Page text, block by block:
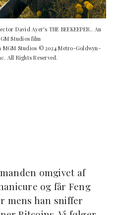
David Ayer's THE BEEKEEPER.. An
Studios film
MGM Studios © 2024 Metro-Goldwyn-
All Rights Reserved.
omgivet af
og får Feng
mens han sniffer